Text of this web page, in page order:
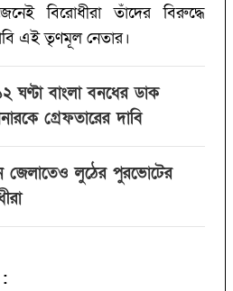
বিরোধীরা তাঁদের বিরুদ্ধে
এই তৃণমূল নেতার।
ঘণ্টা বাংলা বনধের ডাক
গ্রেফতারের দাবি
জেলাতেও লুঠের পুরভোটের
: